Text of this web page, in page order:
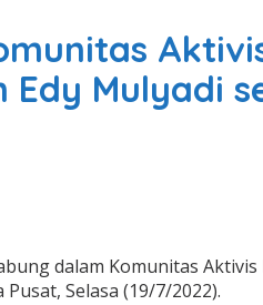
Edy Mulyadi
dalam Komunitas
Selasa (19/7/2022).